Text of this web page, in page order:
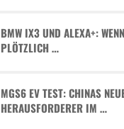
BMW IX3 UND ALEXA+:
PLÖTZLICH …
MGS6 EV TEST: CHINAS
HERAUSFORDERER IM …